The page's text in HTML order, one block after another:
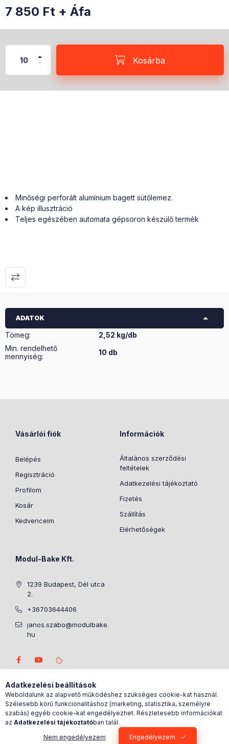
7 850 Ft + Áfa
Kosárba
Minőségi perforált alumínium bagett sütőlemez.
A kép illusztráció
Teljes egészében automata gépsoron készülő termék
ADATOK
Tömeg:
2,52 kg/db
Min. rendelhető
mennyiség:
10 db
Vásárlói fiók
Belépés
Regisztráció
Profilom
Kosár
Kedvenceim
Információk
Általános szerződési
feltételek
Adatkezelési tájékoztató
Fizetés
Szállítás
Elérhetőségek
Modul-Bake Kft.
1239 Budapest, Dél utca
2.
+36703644406
janos.szabo@modulbake.
hu
Kosárban lévő
0
Adatkezelési beállítások
Weboldalunk az alapvető működéshez szükséges cookie-kat használ.
Szélesebb körű funkcionalitáshoz (marketing, statisztika, személyre
szabás) egyéb cookie-kat engedélyezhet. Részletesebb információkat
az Adatkezelési tájékoztatóban talál.
Nem engedélyezem
Engedélyezem